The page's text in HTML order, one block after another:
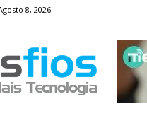
8, 2026